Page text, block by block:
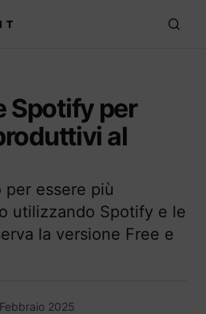
Spotify per
al
per essere più
utilizzando Spotify e le
la versione Free e
2025